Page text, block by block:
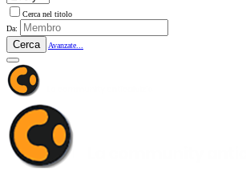
Cerca nel titolo
Da:
Cerca Avanzate...